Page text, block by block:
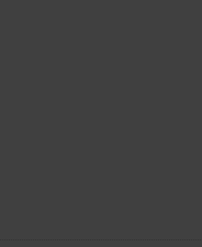
güvenliği afişleri
Reklam
İşaretleri